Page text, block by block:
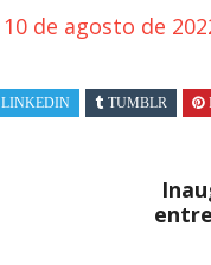
10 de agosto de
LINKEDIN TUMBLR